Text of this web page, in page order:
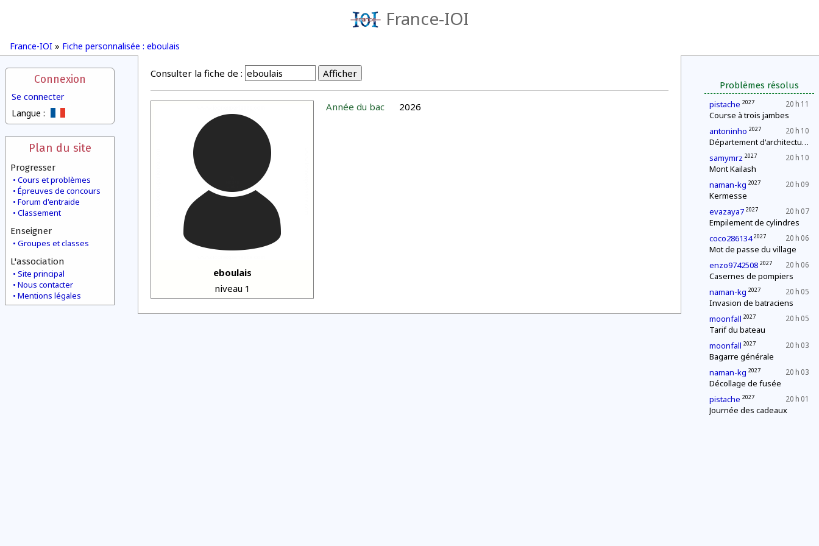
France-IOI
France-IOI » Fiche personnalisée : eboulais
Connexion
Se connecter
Langue :
Plan du site
Progresser
Cours et problèmes
Épreuves de concours
Forum d'entraide
Classement
Enseigner
Groupes et classes
L'association
Site principal
Nous contacter
Mentions légales
Problèmes résolus
20 h 11
pistache 2027
Course à trois jambes
20 h 10
antoninho 2027
Département d'architecture : construction d'une pyramide
20 h 10
samymrz 2027
Mont Kailash
20 h 09
naman-kg 2027
Kermesse
20 h 07
evazaya7 2027
Empilement de cylindres
20 h 06
coco286134 2027
Mot de passe du village
20 h 06
enzo9742508 2027
Casernes de pompiers
20 h 05
naman-kg 2027
Invasion de batraciens
20 h 05
moonfall 2027
Tarif du bateau
20 h 03
moonfall 2027
Bagarre générale
20 h 03
naman-kg 2027
Décollage de fusée
20 h 01
pistache 2027
Journée des cadeaux
Consulter la fiche de :
eboulais
niveau 1
Année du bac 2026